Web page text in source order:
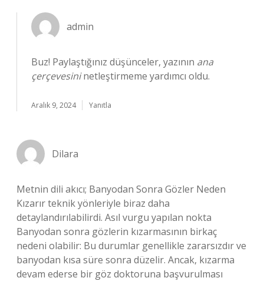
admin
Buz! Paylaştığınız düşünceler, yazının ana
çerçevesininetleştirmeme yardımcı oldu.
Aralık 9, 2024 Yanıtla
Dilara
Metnin dili akıcı; Banyodan Sonra Gözler Neden
Kızarır teknik yönleriyle biraz daha
detaylandırılabilirdi. Asıl vurgu yapılan nokta
Banyodan sonra gözlerin kızarmasının birkaç
nedeni olabilir: Bu durumlar genellikle zararsızdır ve
banyodan kısa süre sonra düzelir. Ancak, kızarma
devam ederse bir göz doktoruna başvurulması